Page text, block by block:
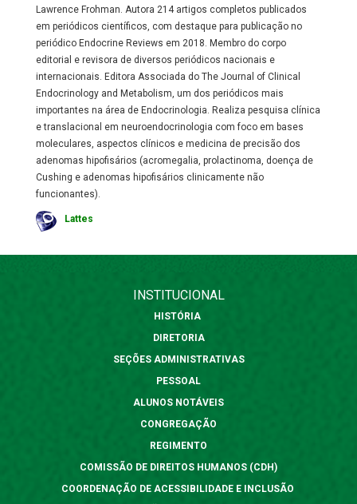
Lawrence Frohman. Autora 214 artigos completos publicados
em periódicos científicos, com destaque para publicação no
periódico Endocrine Reviews em 2018. Membro do corpo
editorial e revisora de diversos periódicos nacionais e
internacionais. Editora Associada do The Journal of Clinical
Endocrinology and Metabolism, um dos periódicos mais
importantes na área de Endocrinologia. Realiza pesquisa clínica
e translacional em neuroendocrinologia com foco em bases
moleculares, aspectos clínicos e medicina de precisão dos
adenomas hipofisários (acromegalia, prolactinoma, doença de
Cushing e adenomas hipofisários clinicamente não
funcionantes).
Lattes
INSTITUCIONAL
HISTÓRIA
DIRETORIA
SEÇÕES ADMINISTRATIVAS
PESSOAL
ALUNOS NOTÁVEIS
CONGREGAÇÃO
REGIMENTO
COMISSÃO DE DIREITOS HUMANOS (CDH)
COORDENAÇÃO DE ACESSIBILIDADE E INCLUSÃO